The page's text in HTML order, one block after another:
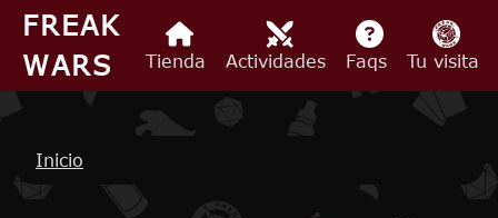
Pasar al contenido principal
FREAK
WARS
Tienda Actividades Faqs Tu visita
Ruta de navegación
Inicio